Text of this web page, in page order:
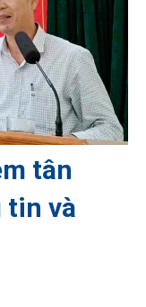
tân
tin và